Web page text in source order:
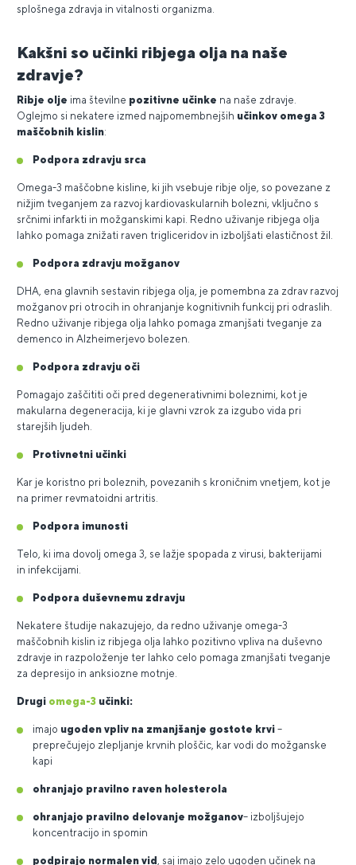
splošnega zdravja in vitalnosti organizma.
Kakšni so učinki ribjega olja na naše
zdravje?
Ribje olje ima številne pozitivne učinke na naše zdravje.
Oglejmo si nekatere izmed najpomembnejših učinkov omega 3
maščobnih kislin:
Podpora zdravju srca
Omega-3 maščobne kisline, ki jih vsebuje ribje olje, so povezane z
nižjim tveganjem za razvoj kardiovaskularnih bolezni, vključno s
srčnimi infarkti in možganskimi kapi. Redno uživanje ribjega olja
lahko pomaga znižati raven trigliceridov in izboljšati elastičnost žil.
Podpora zdravju možganov
DHA, ena glavnih sestavin ribjega olja, je pomembna za zdrav razvoj
možganov pri otrocih in ohranjanje kognitivnih funkcij pri odraslih.
Redno uživanje ribjega olja lahko pomaga zmanjšati tveganje za
demenco in Alzheimerjevo bolezen.
Podpora zdravju oči
Pomagajo zaščititi oči pred degenerativnimi boleznimi, kot je
makularna degeneracija, ki je glavni vzrok za izgubo vida pri
starejših ljudeh.
Protivnetni učinki
Kar je koristno pri boleznih, povezanih s kroničnim vnetjem, kot je
na primer revmatoidni artritis.
Podpora imunosti
Telo, ki ima dovolj omega 3, se lažje spopada z virusi, bakterijami
in infekcijami.
Podpora duševnemu zdravju
Nekatere študije nakazujejo, da redno uživanje omega-3
maščobnih kislin iz ribjega olja lahko pozitivno vpliva na duševno
zdravje in razpoloženje ter lahko celo pomaga zmanjšati tveganje
za depresijo in anksiozne motnje.
Drugi omega-3 učinki:
imajo ugoden vpliv na zmanjšanje gostote krvi –
preprečujejo zlepljanje krvnih ploščic, kar vodi do možganske
kapi
ohranjajo pravilno raven holesterola
ohranjajo pravilno delovanje možganov– izboljšujejo
koncentracijo in spomin
podpirajo normalen vid , saj imajo zelo ugoden učinek na